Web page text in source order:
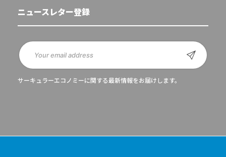
ニュースレター登録
サーキュラーエコノミーに関する最新情報をお届けします。